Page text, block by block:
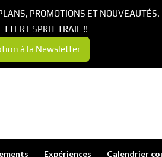
Expériences Calendrier
PROMOTIONS ET
ESPRIT TRAIL !!
à la Newsletter